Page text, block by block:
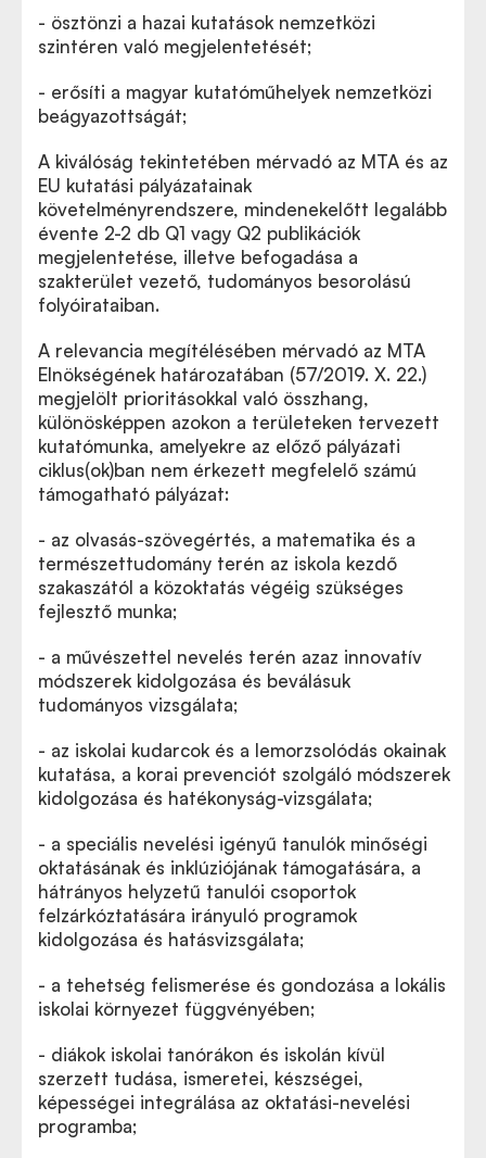
- ösztönzi a hazai kutatások nemzetközi
szintéren való megjelentetését;
- erősíti a magyar kutatóműhelyek nemzetközi
beágyazottságát;
A kiválóság tekintetében mérvadó az MTA és az
EU kutatási pályázatainak
követelményrendszere, mindenekelőtt legalább
évente 2-2 db Q1 vagy Q2 publikációk
megjelentetése, illetve befogadása a
szakterület vezető, tudományos besorolású
folyóirataiban.
A relevancia megítélésében mérvadó az MTA
Elnökségének határozatában (57/2019. X. 22.)
megjelölt prioritásokkal való összhang,
különösképpen azokon a területeken tervezett
kutatómunka, amelyekre az előző pályázati
ciklus(ok)ban nem érkezett megfelelő számú
támogatható pályázat:
- az olvasás-szövegértés, a matematika és a
természettudomány terén az iskola kezdő
szakaszától a közoktatás végéig szükséges
fejlesztő munka;
- a művészettel nevelés terén azaz innovatív
módszerek kidolgozása és beválásuk
tudományos vizsgálata;
- az iskolai kudarcok és a lemorzsolódás okainak
kutatása, a korai prevenciót szolgáló módszerek
kidolgozása és hatékonyság-vizsgálata;
- a speciális nevelési igényű tanulók minőségi
oktatásának és inklúziójának támogatására, a
hátrányos helyzetű tanulói csoportok
felzárkóztatására irányuló programok
kidolgozása és hatásvizsgálata;
- a tehetség felismerése és gondozása a lokális
iskolai környezet függvényében;
- diákok iskolai tanórákon és iskolán kívül
szerzett tudása, ismeretei, készségei,
képességei integrálása az oktatási-nevelési
programba;